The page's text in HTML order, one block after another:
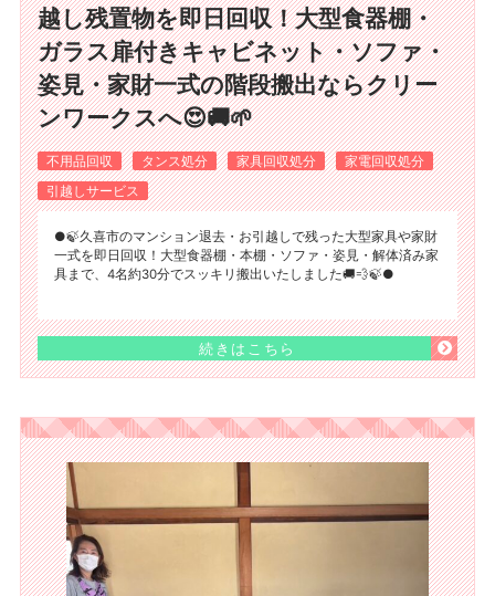
越し残置物を即日回収！大型食器棚・
ガラス扉付きキャビネット・ソファ・
姿見・家財一式の階段搬出ならクリー
ンワークスへ😍🚚🌱
不用品回収 タンス処分 家具回収処分
家電回収処分
引越しサービス
●🍃久喜市のマンション退去・お引越しで残った大型家具や家財
一式を即日回収！大型食器棚・本棚・ソファ・姿見・解体済み家
具まで、4名約30分でスッキリ搬出いたしました🚚💨🍃●
続きはこちら